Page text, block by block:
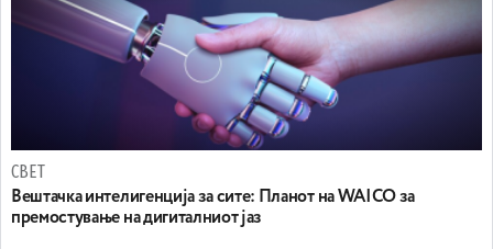
СВЕТ
Вештачка интелигенција за сите: Планот на WAICO за
премостување на дигиталниот јаз